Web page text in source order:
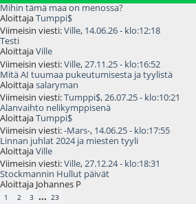
Mihin tämä maa on menossa?
AloittajaTumppi$
Viimeisin viesti:Ville, 14.06.26 - klo:12:18
Testi
AloittajaVille
Viimeisin viesti:Ville, 27.11.25 - klo:16:52
Mitä AI tuumaa pukeutumisesta ja tyylistä
Aloittajasalaryman
Viimeisin viesti:Tumppi$,26.07.25 - klo:10:21
Alanvaihto nelikymppisenä
AloittajaTumppi$
Viimeisin viesti:-Mars-, 14.06.25 - klo:17:55
Linnan juhlat 2024 ja miesten tyyli
AloittajaVille
Viimeisin viesti:Ville,27.12.24 - klo:18:31
Stockmannin Hullut päivät
Aloittaja Johannes P
1 2 3 ... 23